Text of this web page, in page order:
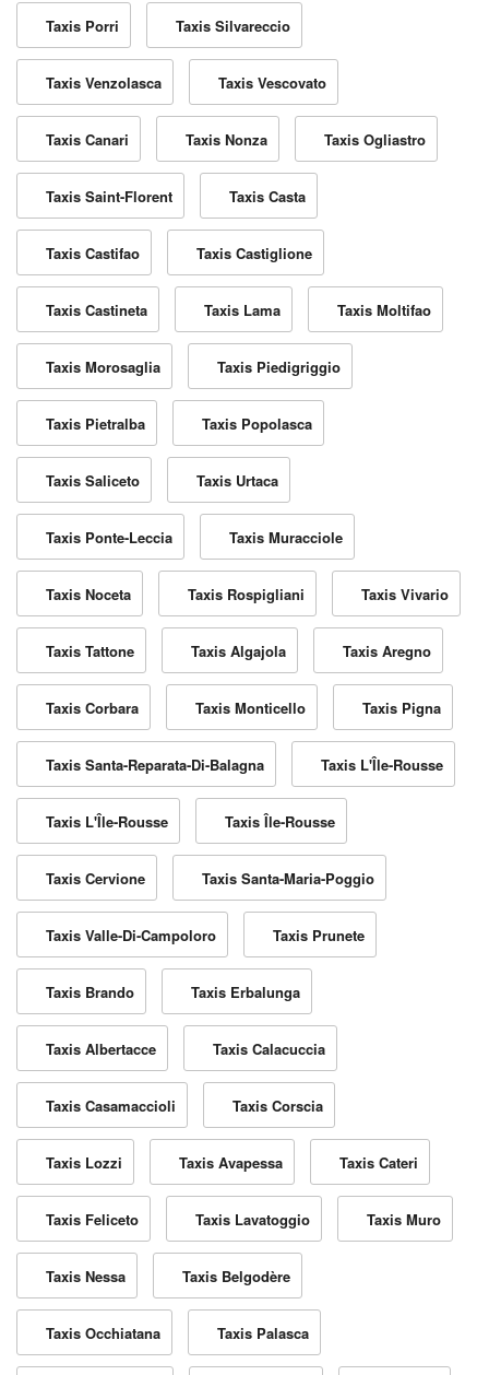
Taxis Porri Taxis Silvareccio
Taxis Venzolasca Taxis Vescovato
Taxis Canari Taxis Nonza Taxis Ogliastro
Taxis Saint-Florent Taxis Casta
Taxis Castifao Taxis Castiglione
Taxis Castineta Taxis Lama Taxis Moltifao
Taxis Morosaglia Taxis Piedigriggio
Taxis Pietralba Taxis Popolasca
Taxis Saliceto Taxis Urtaca
Taxis Ponte-Leccia Taxis Muracciole
Taxis Noceta Taxis Rospigliani Taxis Vivario
Taxis Tattone Taxis Algajola Taxis Aregno
Taxis Corbara Taxis Monticello Taxis Pigna
Taxis Santa-Reparata-Di-Balagna Taxis L'Île-Rousse
Taxis L'Île-Rousse Taxis Île-Rousse
Taxis Cervione Taxis Santa-Maria-Poggio
Taxis Valle-Di-Campoloro Taxis Prunete
Taxis Brando Taxis Erbalunga
Taxis Albertacce Taxis Calacuccia
Taxis Casamaccioli Taxis Corscia
Taxis Lozzi Taxis Avapessa Taxis Cateri
Taxis Feliceto Taxis Lavatoggio Taxis Muro
Taxis Nessa Taxis Belgodère
Taxis Occhiatana Taxis Palasca